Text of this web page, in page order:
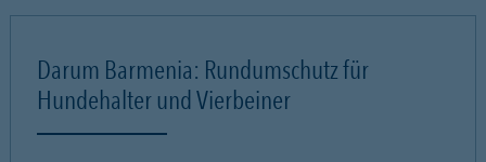
Darum Barmenia: Rundumschutz für
Hundehalter und Vierbeiner